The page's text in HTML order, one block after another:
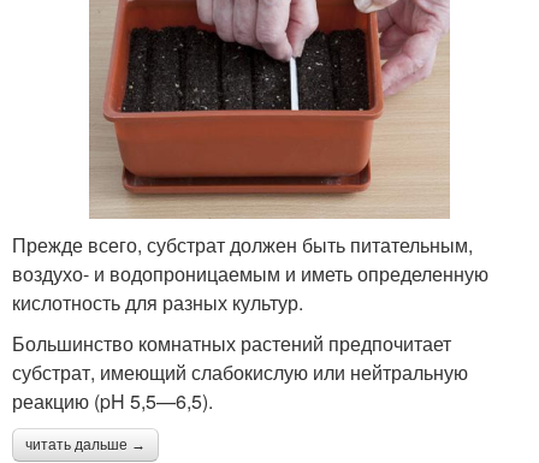
Прежде всего, субстрат должен быть питательным,
воздухо- и водопроницаемым и иметь определенную
кислотность для разных культур.
Большинство комнатных растений предпочитает
субстрат, имеющий слабокислую или нейтральную
реакцию (pH 5,5—6,5).
читать дальше →